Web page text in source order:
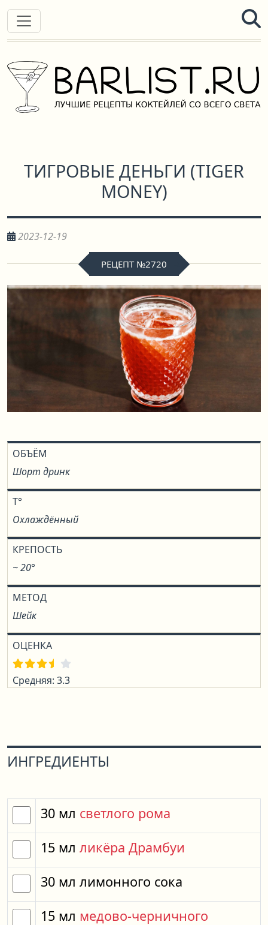
ТИГРОВЫЕ ДЕНЬГИ (TIGER
MONEY)
2023-12-19
РЕЦЕПТ №2720
ОБЪЁМ
Шорт дринк
T°
Охлаждённый
КРЕПОСТЬ
~ 20°
МЕТОД
Шейк
ОЦЕНКА
Средняя: 3.3
ИНГРЕДИЕНТЫ
30 мл светлого рома
15 мл ликёра Драмбуи
30 мл лимонного сока
15 мл медово-черничного